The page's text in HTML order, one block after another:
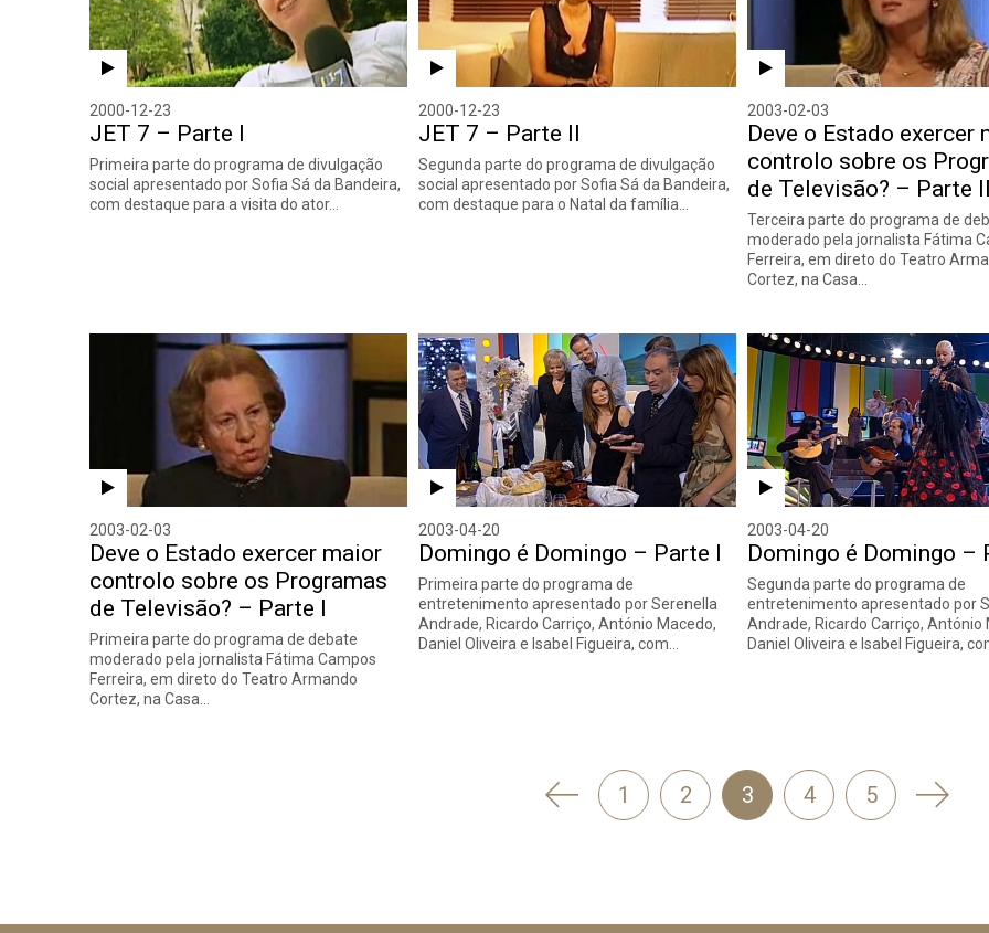
2000-12-23
JET 7 – Parte I
Primeira parte do programa de divulgação
social apresentado por Sofia Sá da Bandeira,
com destaque para a visita do ator…
2000-12-23
JET 7 – Parte II
Segunda parte do programa de divulgação
social apresentado por Sofia Sá da Bandeira,
com destaque para o Natal da família…
2003-02-03
Deve o Estado exercer
controlo sobre os
de Televisão? – Parte
Terceira parte do programa de
moderado pela jornalista Fátima
Ferreira, em direto do Teatro
Cortez, na Casa…
2003-02-03
Deve o Estado exercer maior
controlo sobre os Programas
de Televisão? – Parte I
Primeira parte do programa de debate
moderado pela jornalista Fátima Campos
Ferreira, em direto do Teatro Armando
Cortez, na Casa…
2003-04-20
Domingo é Domingo – Parte I
Primeira parte do programa de
entretenimento apresentado por Serenella
Andrade, Ricardo Carriço, António Macedo,
Daniel Oliveira e Isabel Figueira, com…
2003-04-20
Domingo é Domingo –
Segunda parte do programa de
entretenimento apresentado por
Andrade, Ricardo Carriço, António
Daniel Oliveira e Isabel Figueira,
'
1 2 3 4 5